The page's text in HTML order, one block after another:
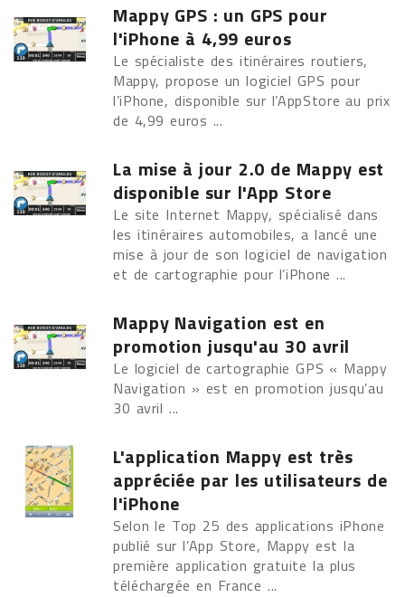
Mappy GPS : un GPS pour
l'iPhone à 4,99 euros
Le spécialiste des itinéraires routiers,
Mappy, propose un logiciel GPS pour
l’iPhone, disponible sur l’AppStore au prix
de 4,99 euros ...
La mise à jour 2.0 de Mappy est
disponible sur l'App Store
Le site Internet Mappy, spécialisé dans
les itinéraires automobiles, a lancé une
mise à jour de son logiciel de navigation
et de cartographie pour l’iPhone ...
Mappy Navigation est en
promotion jusqu'au 30 avril
Le logiciel de cartographie GPS « Mappy
Navigation » est en promotion jusqu’au
30 avril ...
L'application Mappy est très
appréciée par les utilisateurs de
l'iPhone
Selon le Top 25 des applications iPhone
publié sur l’App Store, Mappy est la
première application gratuite la plus
téléchargée en France ...